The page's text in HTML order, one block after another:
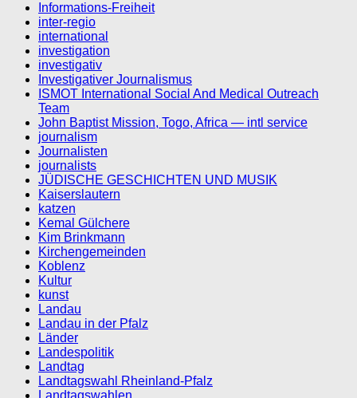
Informations-Freiheit
inter-regio
international
investigation
investigativ
Investigativer Journalismus
ISMOT International Social And Medical Outreach
Team
John Baptist Mission, Togo, Africa — intl service
journalism
Journalisten
journalists
JÜDISCHE GESCHICHTEN UND MUSIK
Kaiserslautern
katzen
Kemal Gülchere
Kim Brinkmann
Kirchengemeinden
Koblenz
Kultur
kunst
Landau
Landau in der Pfalz
Länder
Landespolitik
Landtag
Landtagswahl Rheinland-Pfalz
Landtagswahlen